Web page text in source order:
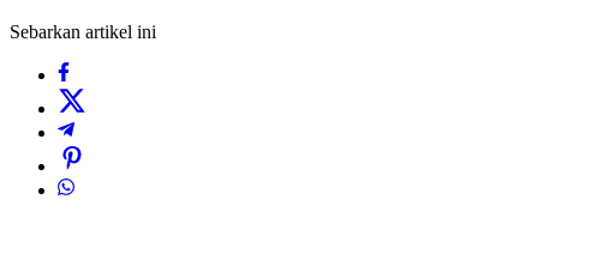
Sebarkan artikel ini